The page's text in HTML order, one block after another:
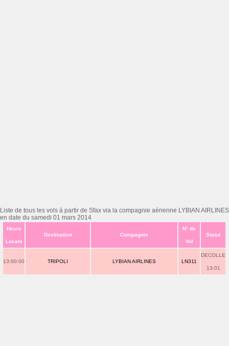
Liste de tous les vols à partir de Sfax via la compagnie aérienne LYBIAN AIRLINES
en date du samedi 01 mars 2014
Heure
Locale
Destination Compagnie
N° de
Vol
Statut
13:00:00 TRIPOLI LYBIAN AIRLINES LN311
DECOLLE
13:01